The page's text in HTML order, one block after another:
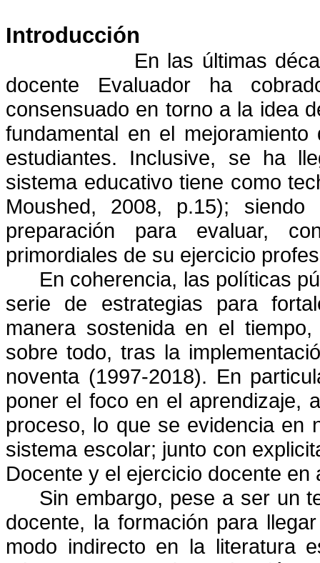
Introducción
En las últimas
docente Evaluador ha
consensuado en torno a la idea
fundamental en el
estudiantes. Inclusive, se ha
sistema educativo tiene como
Moushed, 2008, p.15);
preparación para evaluar,
primordiales de su ejercicio
En coherencia, las políticas
serie de estrategias para
manera sostenida en el
sobre todo, tras la
noventa (1997-2018). En
poner el foco en el aprendizaje,
proceso, lo que se evidencia en
sistema escolar; junto con
Docente y el ejercicio docente en
Sin embargo, pese a ser un
docente, la formación para
modo indirecto en la literatura